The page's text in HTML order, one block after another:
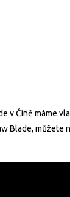
v Číně
Blade,